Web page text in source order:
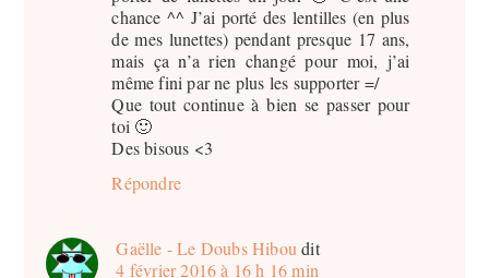
chance ^^ J’ai porté des lentilles (en plus
de mes lunettes) pendant presque 17 ans,
mais ça n’a rien changé pour moi, j’ai
même fini par ne plus les supporter =/
Que tout continue à bien se passer pour
toi 🙂
Des bisous <3
Répondre
Gaëlle - Le Doubs Hibou dit
4 février 2016 à 16 h 16 min